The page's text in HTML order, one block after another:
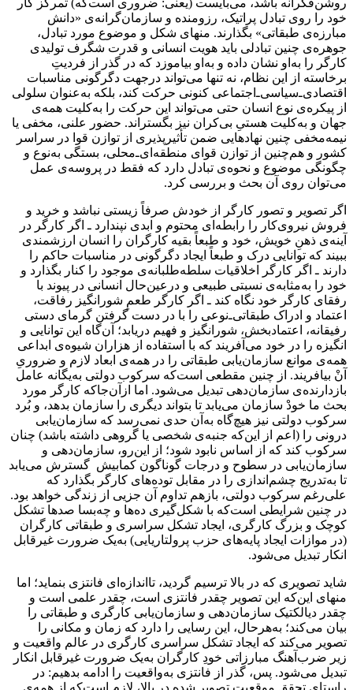
خود را روی تبادل پراتیک، رزومنده و سازمان‌گرانه‌ی «دانش
مبارزه‌ی طبقاتی» بگذارند. منهای شکل و موضوع مورد تبادل،
جوهره‌ی چنین تبادلی باید هویت انسانی و قدرت شگرف تولیدی
کارگر را به‌او نشان داده و به‌او بیاموزد که در گذر از فردیتِ
برخاسته از این نظام، نه تنها می‌تواند درجهت دگرگونی مناسبات
اقتصادی‌ـ‌سیاسی‌ـ‌اجتماعی کنونی حرکت کند، بلکه به‌عنوان سلولی
از پیکره‌ی نوع انسان حتی می‌تواند این حرکت را به‌کلیت همه‌ی
جهان و به‌کلیت هستیِ بی‌کران نیز بگستراند. حضور علنی، مخفی یا
نیمه‌مخفی چنین نهادهایی ضمن تأثیرپذیری از ‌توازن قوا در سراسر
کشور و هم‌چنین از توازن قوای منطقه‌‌ای‌ـ‌محلی، بستگی به‌نوع و
چگونگی موضوع و نحوه‌ی تبادل دارد که فقط در پروسه‌ی عمل
می‌توان روی آن بحث و بررسی کرد.
اگر تصویر و تصور کارگر از خودش صرفاً زیستی نباشد و خرید و
فروش نیروی‌کار را رابطه‌ای محتوم و ابدی نپندارد ـ اگر کارگر در
آینه‌ی ذهنِ خویش، خود و طبعاً بقیه کارگران را انسان ارزشمندی
ببیند که توانایی درک و طبعاً ایجاد دگرگونی در مناسبات حاکم را
دارند ـ اگر کارگر اخلاقیات سلطه‌طلبانه‌ی موجود را کنار بگذارد و
خود را به‌مثابه‌ی نسبتی طبیعی و درعین‌حال انسانی در پیوند با
رفقای کارگر خود نگاه کند ـ اگر کارگر طعمِ شورانگیز رفاقت،
اعتماد و ادراک طبقاتی‌ـ‌نوعی را با در دست گرفتن گرمای دستی
رفیقانه، اعتمادبخش، شورانگیز و فهیم دریابد؛ آن‌گاه این توانایی و
انگیزه را در خود می‌آفریند که با استفاده از هزاران شیوه‌ی ابداعی
همه‌ی موانع سازمان‌یابی طبقاتی را در همه‌ی ابعاد لازم و ضروریِ
آنْ بیافریند. از چنین مقطعی است‌که سرکوب دولتی به‌یگانه عامل
بازدارنده‌ی سازمان‌‌دهی تبدیل می‌شود. اما ازآن‌جاکه کارگر مورد
بحث ما خودْ سازمان می‌یابد تا بتواند دیگری را سازمان بدهد، و بُرد
سرکوب دولتی نیز هیچ‌گاه به‌آن حدی نمی‌رسد که سازمان‌یابی
درونی را (اعم از این‌که جنبه‌ی شخصی یا گروهی داشته باشد) چنان
سرکوب کند که از اساس نابود شود؛ از این‌رو، سازمان‌دهی و
سازمان‌یابی در سطوح و درجات گوناگون کمابیش گسترش‌ می‌یابد
تا به‌تدریج چشم‌اندازی را در مقابل توده‌های کارگر بگذارد که
علی‌رغم سرکوب دولتی، بازهم تداوم آن جزیی از زندگی خواهد بود.
در چنین شرایطی است‌که با شکل‌گیری ده‌ها و چه‌بسا صدها تشکل
کوچک و بزرگ کارگری، ایجاد تشکل سراسری و طبقاتی کارگران
(در موازات ایجاد پایه‌های حزب پرولتاریایی) به‌یک ضرورت غیرقابل
انکار تبدیل می‌شود.
شاید تصویری که در بالا ترسیم گردید، تااندازه‌‌ای فانتزی بنماید؛ اما
منهای این‌که این تصویر چقدر فانتزی است، چقدر علمی است و
چقدر دیالکتیک سازمان‌دهی و سازمان‌یابی کارگری و طبقاتی را
بیان می‌کند؛ به‌هرحال، این رسایی را دارد که زمان و مکانی را
‌تصویر می‌کند که ایجاد تشکل سراسری کارگری در عالم واقعیت و
زیر ضرب‌آهنگ مبارزاتی خودِ کارگران به‌یک ضرورت غیرقابل انکار
تبدیل می‌شود. پس، گذر از فانتزی به‌واقعیت را ادامه بدهیم: در
راستای تحقق موقعیت تصویر شده در بالا، لازم است‌که از همه‌ی